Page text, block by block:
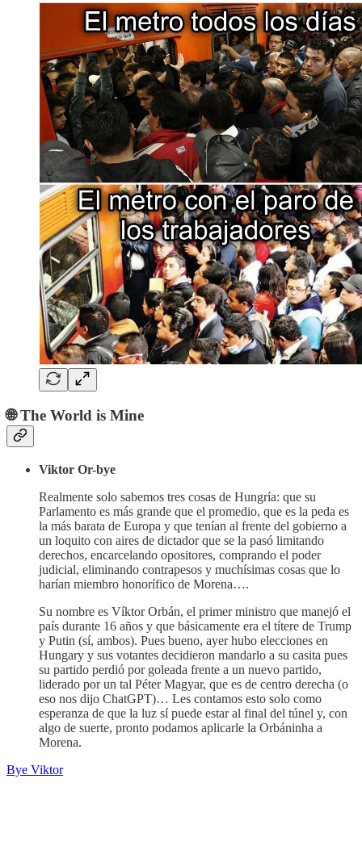
🌐 The World is Mine
Viktor Or-bye
Realmente solo sabemos tres cosas de Hungría: que su
Parlamento es más grande que el promedio, que es la peda es
la más barata de Europa y que tenían al frente del gobierno a
un loquito con aires de dictador que se la pasó limitando
derechos, encarcelando opositores, comprando el poder
judicial, eliminando contrapesos y muchísimas cosas que lo
harían miembro honorífico de Morena….
Su nombre es Víktor Orbán, el primer ministro que manejó el
país durante 16 años y que básicamente era el títere de Trump
y Putin (sí, ambos). Pues bueno, ayer hubo elecciones en
Hungary y sus votantes decidieron mandarlo a su casita pues
su partido perdió por goleada frente a un nuevo partido,
liderado por un tal Péter Magyar, que es de centro derecha (o
eso nos dijo ChatGPT)… Les contamos esto solo como
esperanza de que la luz sí puede estar al final del túnel y, con
algo de suerte, pronto podamos aplicarle la Orbáninha a
Morena.
Bye Viktor